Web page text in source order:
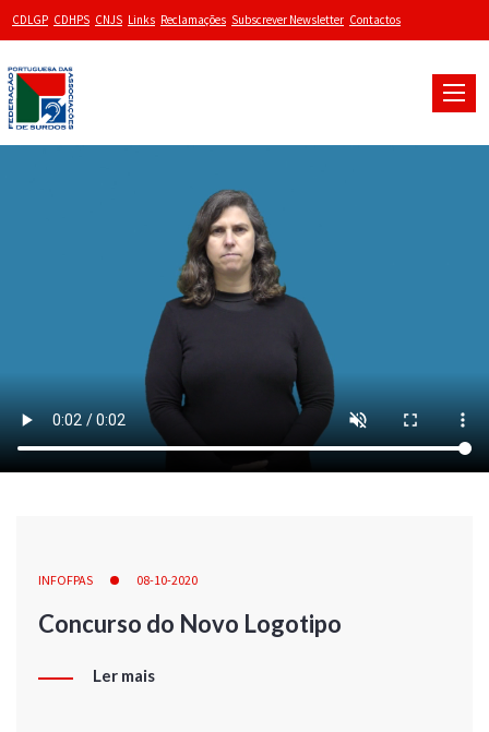
CDLGP CDHPS CNJS Links Reclamações Subscrever Newsletter Contactos
Toggle
INFOFPAS 08-10-2020
Concurso do Novo Logotipo
Ler mais